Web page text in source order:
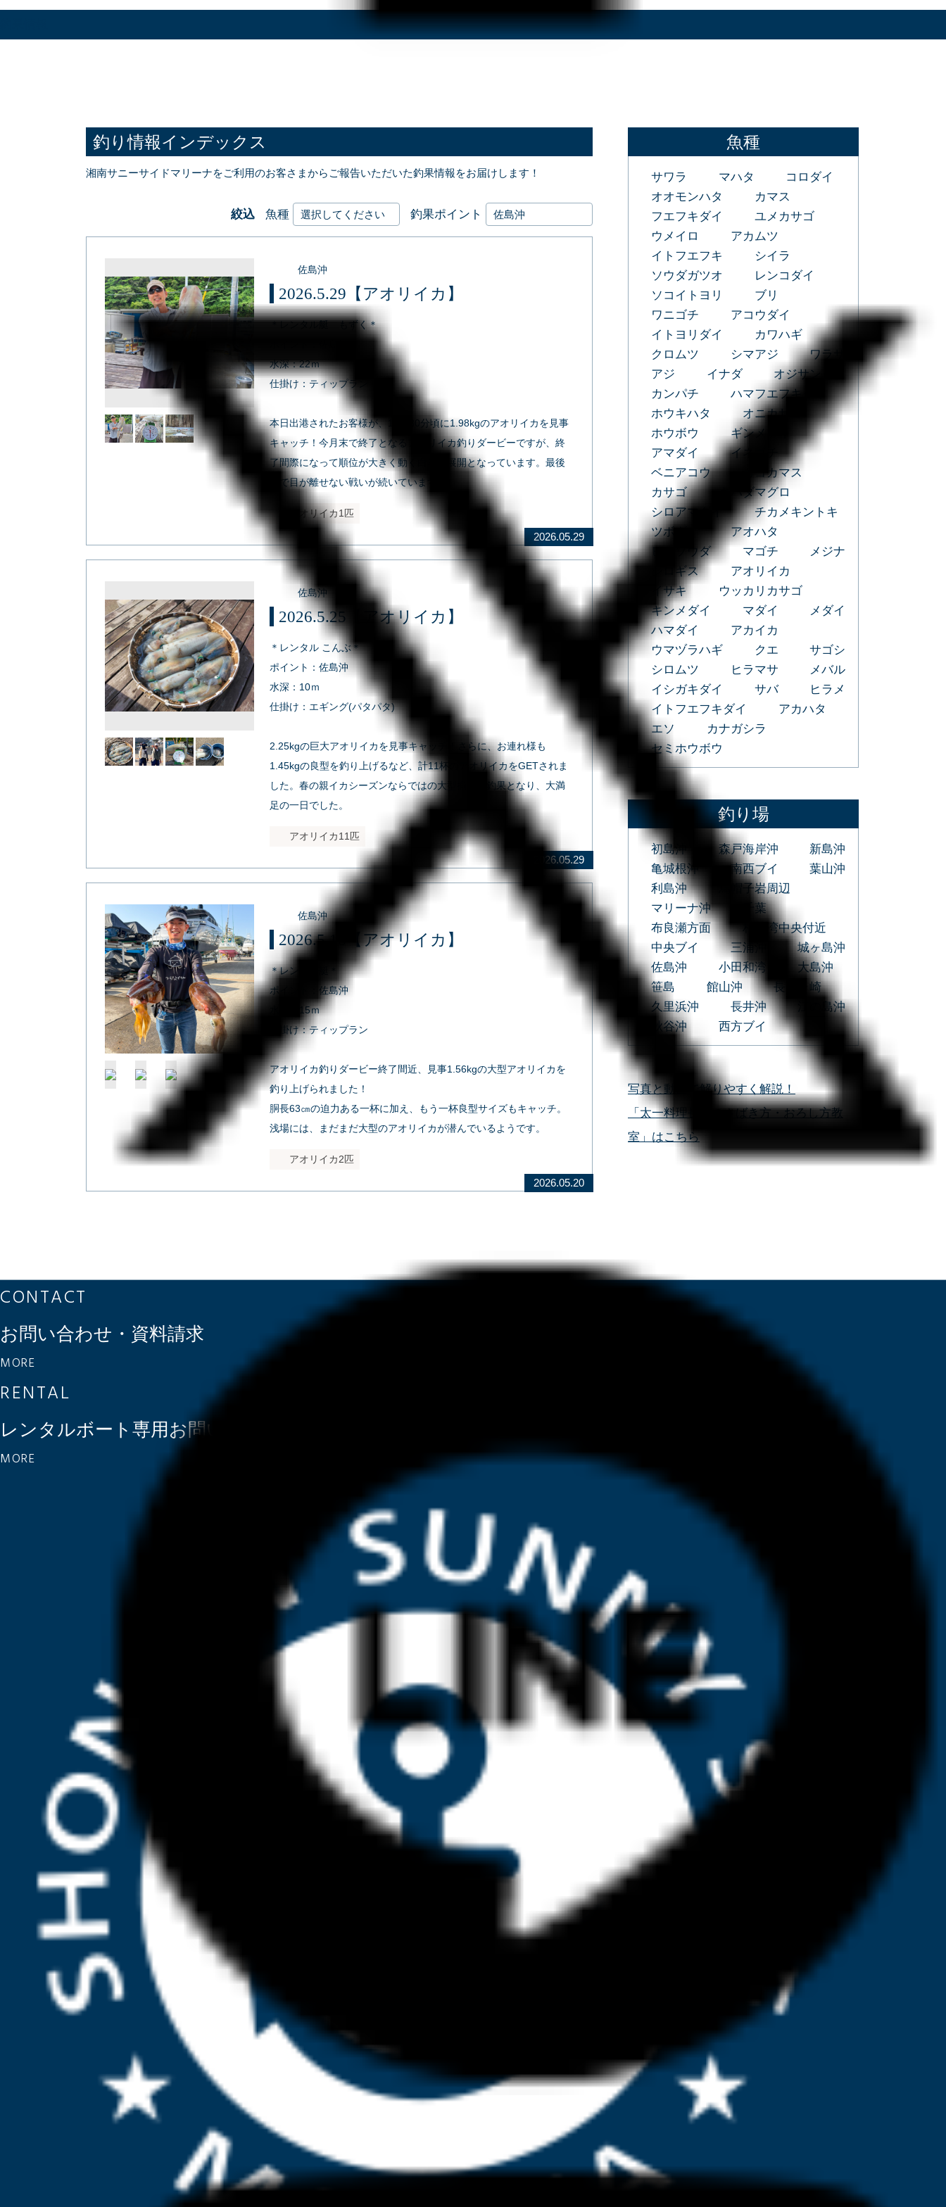
釣り情報インデックス
湘南サニーサイドマリーナをご利用のお客さまからご報告いただいた釣果情報をお届けします！
絞込 魚種 釣果ポイント
佐島沖
2026.5.29【アオリイカ】
＊レンタル艇 もずく＊
水深：22ｍ
仕掛け：ティップラン
本日出港されたお客様が、10時30分頃に1.98kgのアオリイカを見事
キャッチ！今月末で終了となるアオリイカ釣りダービーですが、終
了間際になって順位が大きく動く白熱の展開となっています。最後
まで目が離せない戦いが続いています！
アオリイカ1匹
2026.05.29
佐島沖
2026.5.25【アオリイカ】
＊レンタル こんぶ＊
ポイント：佐島沖
水深：10ｍ
仕掛け：エギング(パタパタ)
2.25kgの巨大アオリイカを見事キャッチ！さらに、お連れ様も
1.45kgの良型を釣り上げるなど、計11杯のアオリイカをGETされま
した。春の親イカシーズンならではの大型揃いの釣果となり、大満
足の一日でした。
アオリイカ11匹
2026.05.29
佐島沖
2026.5.18【アオリイカ】
＊レンタル艇＊
ポイント：佐島沖
水深：15ｍ
仕掛け：ティップラン
アオリイカ釣りダービー終了間近、見事1.56kgの大型アオリイカを
釣り上げられました！
胴長63㎝の迫力ある一杯に加え、もう一杯良型サイズもキャッチ。
浅場には、まだまだ大型のアオリイカが潜んでいるようです。
アオリイカ2匹
2026.05.20
魚種
サワラ マハタ
コロダイ
オオモンハタ
カマス
フエフキダイ
ユメカサゴ
ウメイロ
アカムツ
イトフエフキ
シイラ
ソウダガツオ
レンコダイ
ソコイトヨリ
ブリ
ワニゴチ
アコウダイ
イトヨリダイ
カワハギ
クロムツ
シマアジ
ワラサ
アジ
イナダ
オジサン
カンパチ
ハマフエフキダイ
ホウキハタ
オニカサゴ
ホウボウ
ギンメダイ
アマダイ
イネゴチ
ベニアコウ
カゴカマス
カサゴ
キハダマグロ
シロアマダイ
チカメキントキ
ツボダイ
アオハタ
ヒラソウダ
マゴチ
メジナ
シロギス
アオリイカ
イサキ
ウッカリカサゴ
キンメダイ
マダイ
メダイ
ハマダイ
アカイカ
ウマヅラハギ
クエ
サゴシ
シロムツ
ヒラマサ
メバル
イシガキダイ
サバ
ヒラメ
イトフエフキダイ
アカハタ
エソ
カナガシラ
セミホウボウ
釣り場
初島沖 森戸海岸沖
新島沖
亀城根沖
南西ブイ
葉山沖
利島沖
烏帽子岩周辺
マリーナ沖
千葉
布良瀬方面
相模湾中央付近
中央ブイ
三浦沖
城ヶ島沖
佐島沖
小田和湾
大島沖
笹島
館山沖
長者ヶ崎
久里浜沖
長井沖
江の島沖
秋谷沖
西方ブイ
写真と動画で解りやすく解説！
「太一料理長魚のさばき方・おろし方教
室」はこちら
CONTACT
お問い合わせ・資料請求
MORE
RENTAL
レンタルボート専用 お問い合わせ
MORE